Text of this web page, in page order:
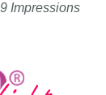
Impressions